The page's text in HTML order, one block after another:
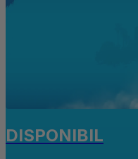
DISPONIBIL